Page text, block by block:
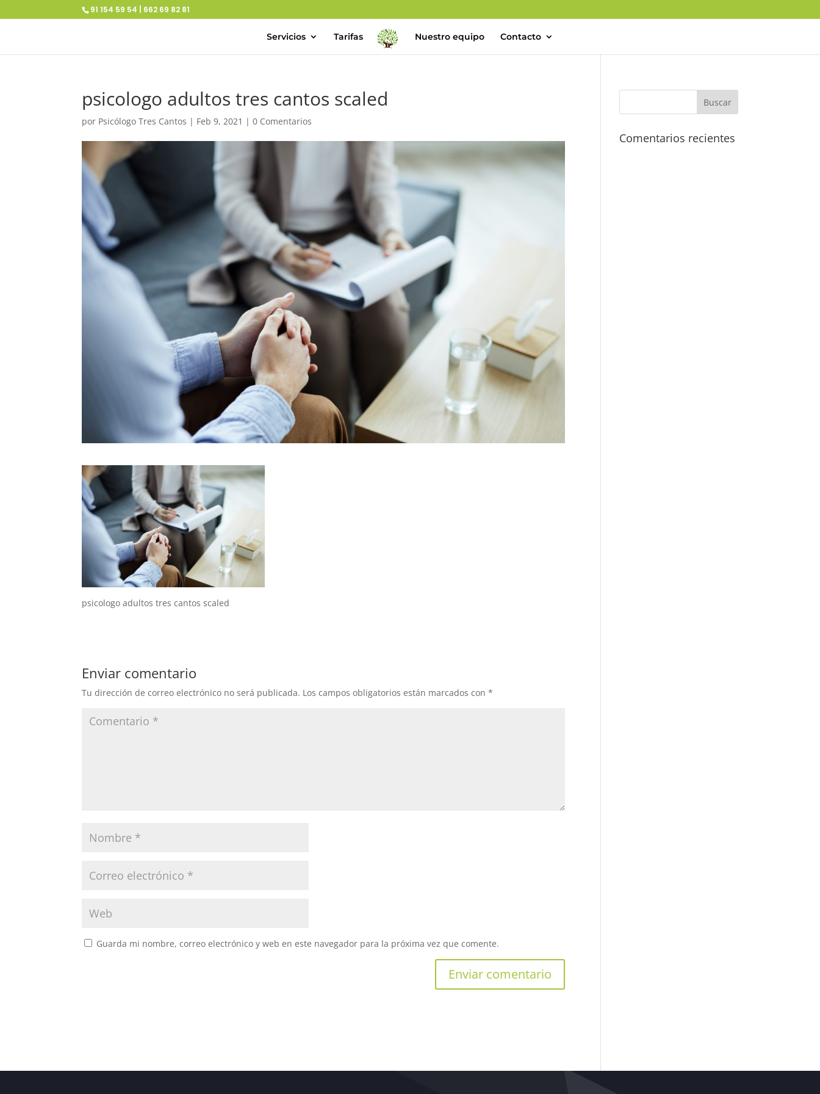
91 154 59 54 | 662 69 82 81
Servicios Tarifas Nuestro equipo Contacto
psicologo adultos tres cantos scaled
por Psicólogo Tres Cantos | Feb 9, 2021 |0 Comentarios
psicologo adultos tres cantos scaled
Enviar comentario
Tu dirección de correo electrónico no será publicada. Los campos obligatorios están marcados con*
Guarda mi nombre, correo electrónico y web en este navegador para la próxima vez que comente.
Comentarios recientes